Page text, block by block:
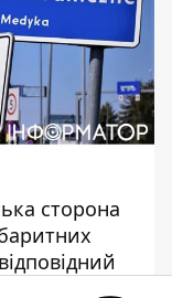
сторона